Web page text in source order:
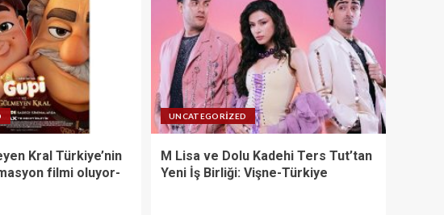
Kral Türkiye’nin
filmi oluyor-
UNCATEGORIZED
M Lisa ve Dolu Kadehi Ters Tut’tan
Yeni İş Birliği: Vişne-Türkiye